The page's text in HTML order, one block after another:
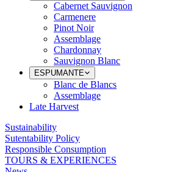
Cabernet Sauvignon
Carmenere
Pinot Noir
Assemblage
Chardonnay
Sauvignon Blanc
ESPUMANTE
Blanc de Blancs
Assemblage
Late Harvest
Sustainability
Sutentability Policy
Responsible Consumption
TOURS & EXPERIENCES